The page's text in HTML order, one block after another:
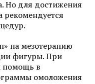
Но для достижения
рекомендуется
на мезотерапию
фигуры. При
помощь в
омоложения